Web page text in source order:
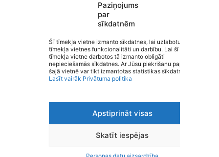
Paziņojums
par
sīkdatnēm
Šī tīmekļa vietne izmanto sīkdatnes, lai uzlabotu
tīmekļa vietnes funkcionalitāti un darbību. Lai šī
tīmekļa vietne darbotos tā izmanto obligāti
nepieciešamās sīkdatnes. Ar Jūsu piekrišanu papildus
šajā vietnē var tikt izmantotas statistikas sīkdatnes.
Lasīt vairāk Privātuma politika
Apstiprināt visas
Skatīt iespējas
J.Endzelīna Kauguru pamatskola
Privātuma politika
Personas datu aizsardzība